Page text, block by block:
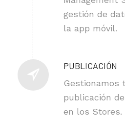
gestión de
la app móvil.
PUBLICACIÓN
Gestionamos
publicación
en los Stores.